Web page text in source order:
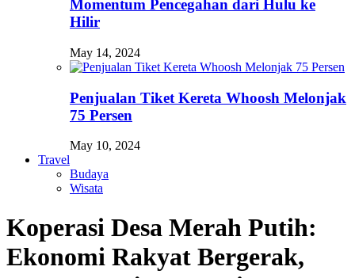
Momentum Pencegahan dari Hulu ke
Hilir
May 14, 2024
Penjualan Tiket Kereta Whoosh Melonjak
75 Persen
May 10, 2024
Travel
Budaya
Wisata
Koperasi Desa Merah Putih:
Ekonomi Rakyat Bergerak,